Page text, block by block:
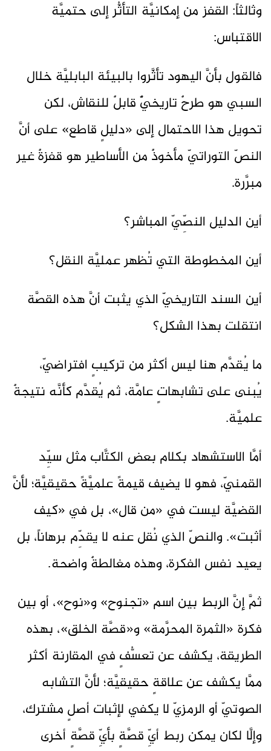
وثالثاً: القفز من إمكانيَّة التأثُّر إلى حتميَّة
الاقتباس:
فالقول بأنَّ اليهود تأثَّروا بالبيئة البابليَّة خلال
السبي هو طرحٌ تاريخيٌّ قابلٌ للنقاش، لكن
تحويل هذا الاحتمال إلى «دليلٍ قاطع» على أنَّ
النصّ التوراتيّ مأخوذٌ من الأساطير هو قفزةٌ غير
مبرَّرة.
أين الدليل النصِّيّ المباشر؟
أين المخطوطة التي تُظهر عمليَّة النقل؟
أين السند التاريخيّ الذي يثبت أنَّ هذه القصَّة
انتقلت بهذا الشكل؟
ما يُقدَّم هنا ليس أكثر من تركيبٍ افتراضيّ،
يُبنى على تشابهاتٍ عامَّة، ثم يُقدَّم كأنَّه نتيجةٌ
علميَّة.
أمَّا الاستشهاد بكلام بعض الكتَّاب مثل سيِّد
القمنيّ، فهو لا يضيف قيمةً علميَّةً حقيقيَّة؛ لأنَّ
القضيَّة ليست في «من قال»، بل في «كيف
أثبت». والنصّ الذي نُقل عنه لا يقدِّم برهاناً، بل
يعيد نفس الفكرة، وهذه مغالطةٌ واضحة.
ثمَّ إنَّ الربط بين اسم «تجنوح» و«نوح»، أو بين
فكرة «الثمرة المحرَّمة» و«قصَّة الخلق»، بهذه
الطريقة، يكشف عن تعسُّفٍ في المقارنة أكثر
ممَّا يكشف عن علاقةٍ حقيقيَّة؛ لأنَّ التشابه
الصوتيّ أو الرمزيّ لا يكفي لإثبات أصلٍ مشترك،
وإلَّا لكان يمكن ربط أيِّ قصَّةٍ بأيِّ قصَّةٍ أخرى